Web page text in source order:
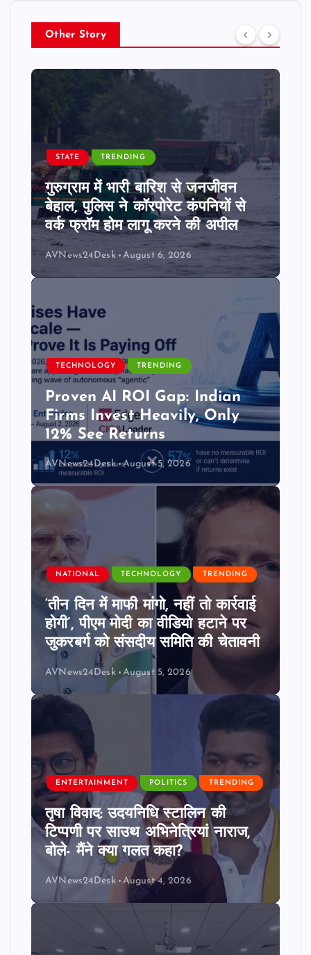
Other Story
STATE TRENDING
गुरुग्राम में भारी बारिश से जनजीवन
बेहाल, पुलिस ने कॉरपोरेट कंपनियों से
वर्क फ्रॉम होम लागू करने की अपील
AVNews24Desk August 6, 2026
TECHNOLOGY TRENDING
Proven AI ROI Gap: Indian
Firms Invest Heavily, Only
12% See Returns
AVNews24Desk August 5, 2026
NATIONAL TECHNOLOGY TRENDING
‘तीन दिन में माफी मांगो, नहीं तो कार्रवाई
होगी’, पीएम मोदी का वीडियो हटाने पर
जुकरबर्ग को संसदीय समिति की चेतावनी
AVNews24Desk August 5, 2026
ENTERTAINMENT POLITICS TRENDING
तृषा विवाद: उदयनिधि स्टालिन की
टिप्पणी पर साउथ अभिनेत्रियां नाराज,
बोले- मैंने क्या गलत कहा?
AVNews24Desk August 4, 2026